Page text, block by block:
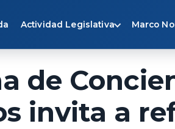
Actividad Legislativa Marco
de
invita a